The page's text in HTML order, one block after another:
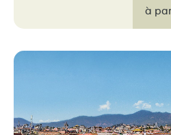
à